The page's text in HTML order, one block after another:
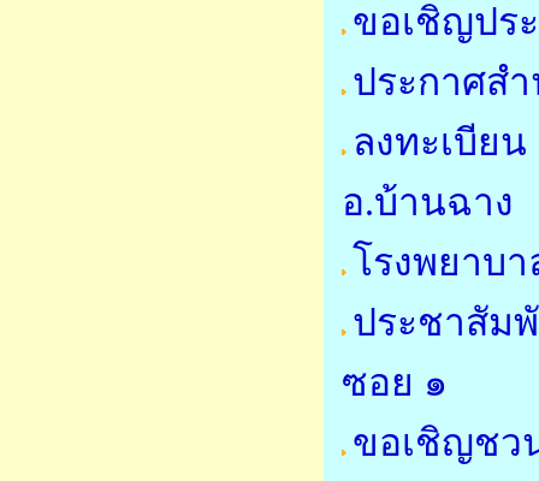
ขอเชิญปร
ประกาศส
ลงทะเบีย
อ.บ้านฉาง
โรงพยาบ
ประชาสัม
ซอย ๑
ขอเชิญชว